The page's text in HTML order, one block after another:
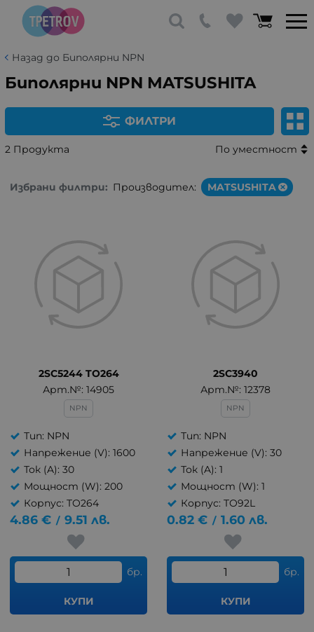
Назад до Биполярни NPN
Биполярни NPN MATSUSHITA
ФИЛТРИ
2 Продукта По уместност
Избрани филтри: Производител: MATSUSHITA
2SC5244 TO264
Арт.№: 14905
NPN
Тип: NPN
Напрежение (V): 1600
Ток (A): 30
Мощност (W): 200
Корпус: TO264
4.86 € / 9.51 лв.
бр.
КУПИ
2SC3940
Арт.№: 12378
NPN
Тип: NPN
Напрежение (V): 30
Ток (A): 1
Мощност (W): 1
Корпус: TO92L
0.82 € / 1.60 лв.
бр.
КУПИ